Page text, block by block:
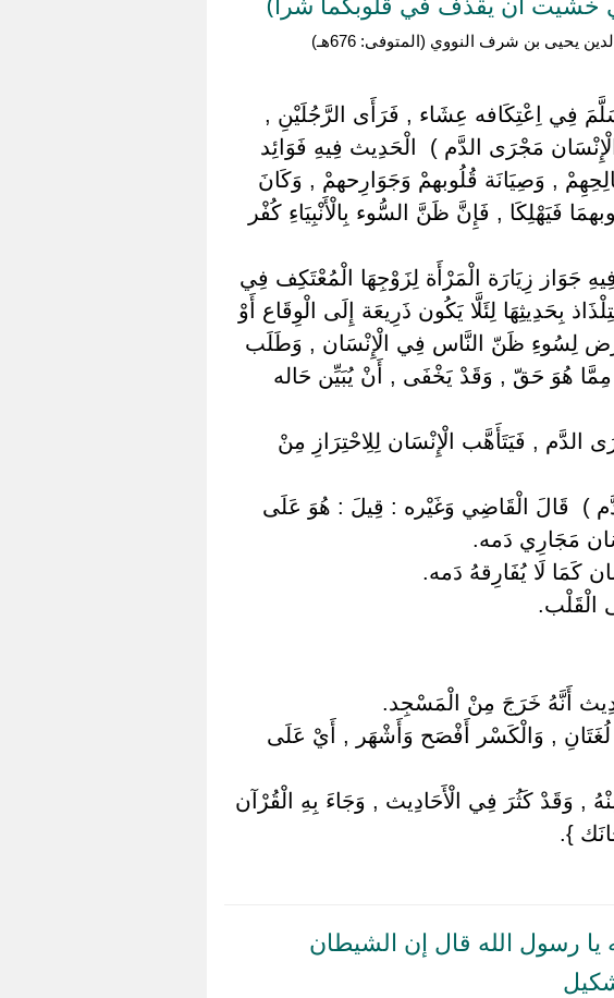
يحيى بن شرف النووي (المتوفى: 676هـ)
فِي اِعْتِكَافه عِشَاء , فَرَأَى الرَّجُلَيْنِ ,
مَجْرَى الدَّم ) ‏ ‏الْحَدِيث فِيهِ فَوَائِد
, وَصِيَانَة قُلُوبهمْ وَجَوَارِحهمْ , وَكَانَ
فَيَهْلِكَا , فَإِنَّ ظَنَّ السُّوء بِالْأَنْبِيَاءِ كُفْر
جَوَاز زِيَارَة الْمَرْأَة لِزَوْجِهَا الْمُعْتَكِف فِي
بِحَدِيثِهَا لِئَلَّا يَكُون ذَرِيعَة إِلَى الْوِقَاع أَوْ
لِسُوءِ ظَنّ النَّاس فِي الْإِنْسَان , وَطَلَب
مِمَّا هُوَ حَقّ , وَقَدْ يَخْفَى , أَنْ يُبَيِّن حَاله
الدَّم , فَيَتَأَهَّب الْإِنْسَان لِلِاحْتِرَازِ مِنْ
) ‏ ‏قَالَ الْقَاضِي وَغَيْره : قِيلَ : هُوَ عَلَى
مَجَارِي دَمه.
كَمَا لَا يُفَارِقهُ دَمه.
الْقَلْب.
أَنَّهُ خَرَجَ مِنْ الْمَسْجِد.
لُغَتَانِ , وَالْكَسْر أَفْصَح وَأَشْهَر , أَيْ عَلَى
, وَقَدْ كَثُرَ فِي الْأَحَادِيث , وَجَاءَ بِهِ الْقُرْآن
}.
رسول الله قال إن الشيطان